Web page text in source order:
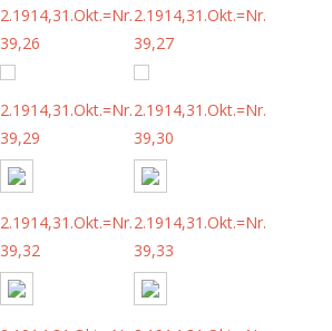
2.1914,31.Okt.=Nr.
39,26
2.1914,31.Okt.=Nr.
39,27
2.1914,31.Okt.=Nr.
39,29
2.1914,31.Okt.=Nr.
39,30
2.1914,31.Okt.=Nr.
39,32
2.1914,31.Okt.=Nr.
39,33